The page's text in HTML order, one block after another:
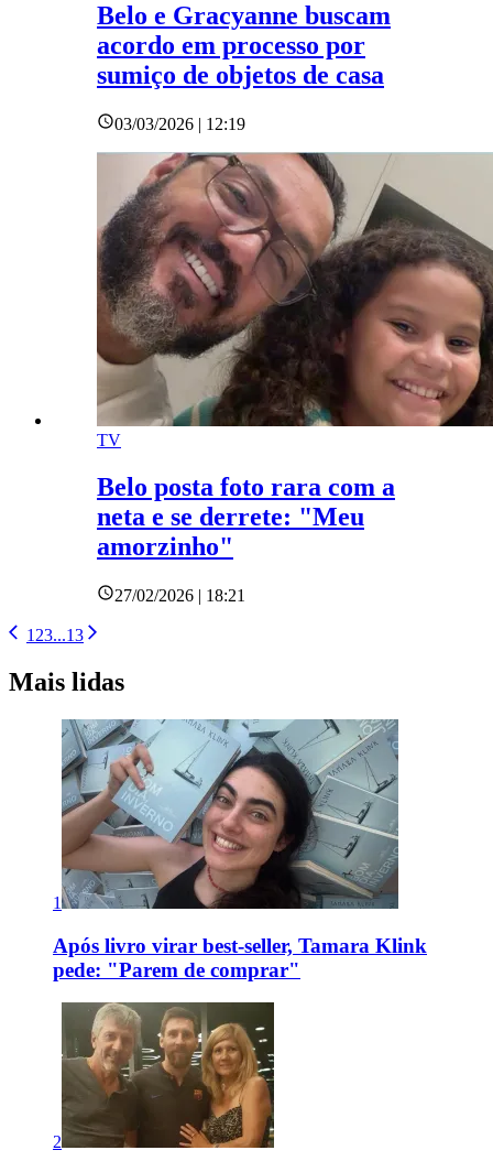
Belo e Gracyanne buscam
acordo em processo por
sumiço de objetos de casa
03/03/2026 | 12:19
TV
Belo posta foto rara com a
neta e se derrete: "Meu
amorzinho"
27/02/2026 | 18:21
1 23...13
Mais lidas
1
Após livro virar best-seller, Tamara Klink
pede: "Parem de comprar"
2